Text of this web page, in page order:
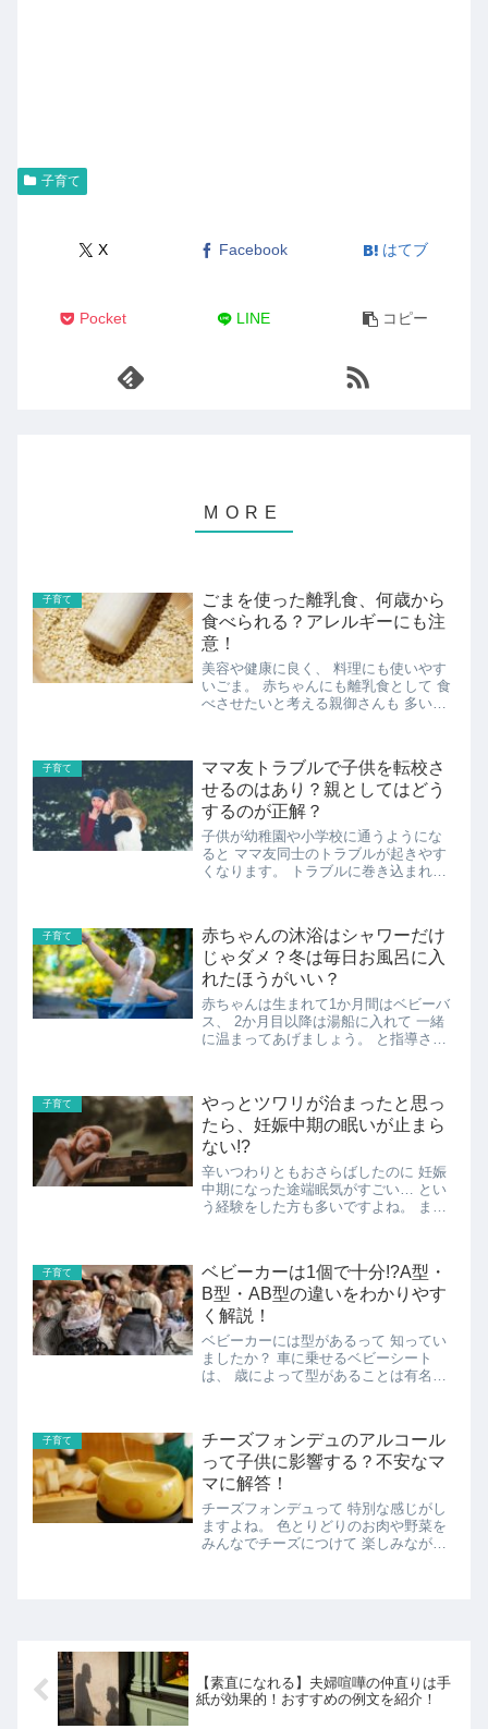
子育て
X Facebook はてブ
Pocket LINE コピー
子育て
ごまを使った離乳食、何歳から
食べられる？アレルギーにも注
意！
美容や健康に良く、 料理にも使いやす
いごま。 赤ちゃんにも離乳食として 食
べさせたいと考える親御さんも 多いか
として使う場合の 適切な量や注意点な
どについても調べてみま...
子育て
ママ友トラブルで子供を転校さ
せるのはあり？親としてはどう
するのが正解？
子供が幼稚園や小学校に通うようにな
ると ママ友同士のトラブルが起きやす
くなります。 トラブルに巻き込まれな
ママ友トラブルで仲間はずれにされて
しまった…今後どう行動すべ...
子育て
赤ちゃんの沐浴はシャワーだけ
じゃダメ？冬は毎日お風呂に入
れたほうがいい？
赤ちゃんは生まれて1か月間はベビーバ
ス、 2か月目以降は湯船に入れて 一緒
に温まってあげましょう。 と指導され
ちです。 赤ちゃんが家にやってくるま
で シャワー派だった場...
子育て
やっとツワリが治まったと思っ
たら、妊娠中期の眠いが止まら
ない!?
辛いつわりともおさらばしたのに 妊娠
中期になった途端眠気がすごい… とい
う経験をした方も多いですよね。 まる
す。 もしかして私だけなの？ みんなこ
んなに眠気と戦っている...
子育て
ベビーカーは1個で十分!?A型・
B型・AB型の違いをわかりやす
く解説！
ベビーカーには型があるって 知ってい
ましたか？ 車に乗せるベビーシート
は、 歳によって型があることは有名で
替えないといけないという...
子育て
チーズフォンデュのアルコール
って子供に影響する？不安なマ
マに解答！
チーズフォンデュって 特別な感じがし
ますよね。 色とりどりのお肉や野菜を
みんなでチーズにつけて 楽しみながら
【素直になれる】夫婦喧嘩の仲直りは手
紙が効果的！おすすめの例文を紹介！